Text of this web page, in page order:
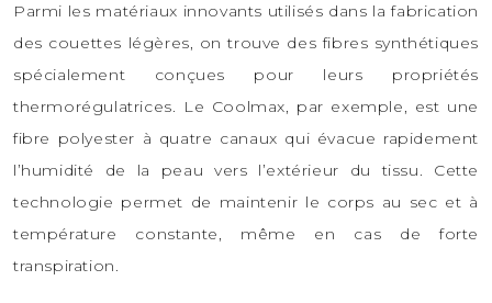
Parmi les matériaux innovants utilisés dans la fabrication
des couettes légères, on trouve des fibres synthétiques
spécialement conçues pour leurs propriétés
thermorégulatrices. Le Coolmax, par exemple, est une
fibre polyester à quatre canaux qui évacue rapidement
l’humidité de la peau vers l’extérieur du tissu. Cette
technologie permet de maintenir le corps au sec et à
température constante, même en cas de forte
transpiration.